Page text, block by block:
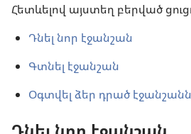
Հետևելով այստեղ բերված
Դնել նոր էջանշան
Գտնել էջանշան
Օգտվել ձեր դրած